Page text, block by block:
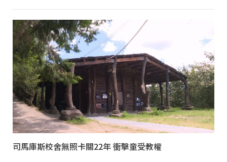
司馬庫斯校舍無照卡關22年 衝擊童受教權